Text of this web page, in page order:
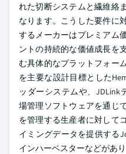
れた切断システムと繊維絡
なります。こうした要件に
するメーカーはプレミアム
ントの持続的な価値成長を
む具体的なプラットフォー
を主要な設計目標とした
ッダーシステムや、JDLink
場管理ソフトウェアを通じ
を管理する生産者に対して
イミングデータを提供する
インハーベスターなどがあり